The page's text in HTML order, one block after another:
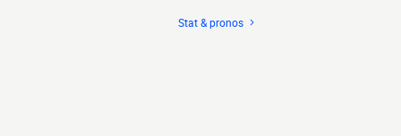
Stat & pronos